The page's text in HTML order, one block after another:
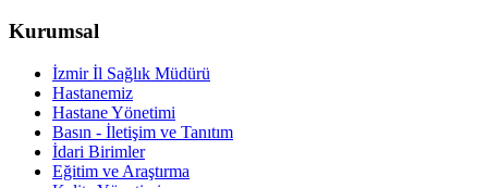
Kurumsal
İzmir İl Sağlık Müdürü
Hastanemiz
Hastane Yönetimi
Basın - İletişim ve Tanıtım
İdari Birimler
Eğitim ve Araştırma